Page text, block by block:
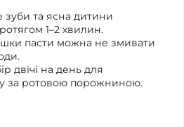
та ясна дитини
1–2 хвилин.
пасти можна не змивати
двічі на день для
за ротовою порожниною.